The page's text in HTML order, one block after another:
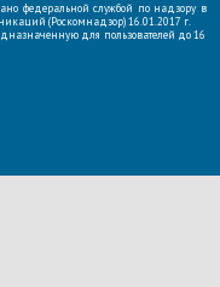
федеральной службой по надзору в
(Роскомнадзор) 16.01.2017 г.
для пользователей до 16